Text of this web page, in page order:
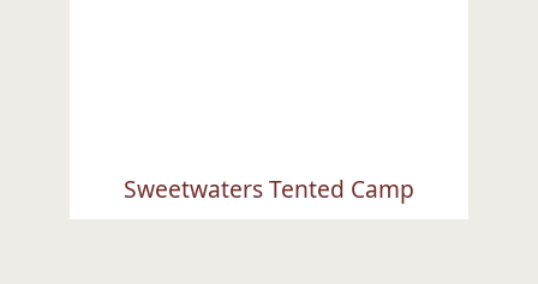
Sweetwaters Tented Camp